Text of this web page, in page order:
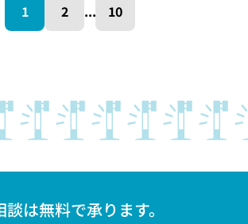
1 2 ... 10
談は無料で承ります。